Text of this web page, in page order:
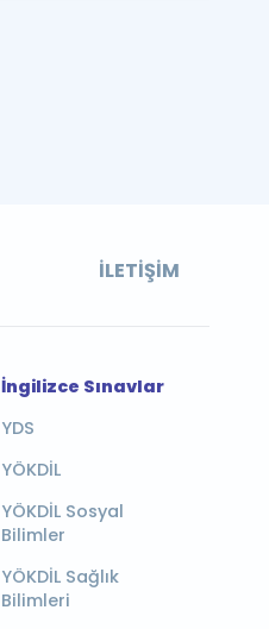
İLETIŞIM
İngilizce Sınavlar
YDS
YÖKDİL
YÖKDİL Sosyal
Bilimler
YÖKDİL Sağlık
Bilimleri